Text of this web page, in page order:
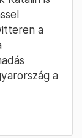
a
a